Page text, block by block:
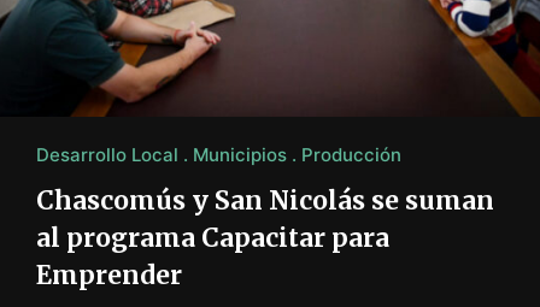
i
ó
n
INFORMACIÓN SOBRE LA PRODUCCIÓN EN LA
Desarrollo Local Municipios Producción
Chascomús y San Nicolás se suman
al programa Capacitar para
Emprender